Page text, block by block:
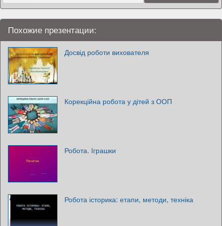
Похожие презентации:
Досвід роботи вихователя
Корекційна робота у дітей з ООП
Робота. Іграшки
Робота історика: етапи, методи, техніка